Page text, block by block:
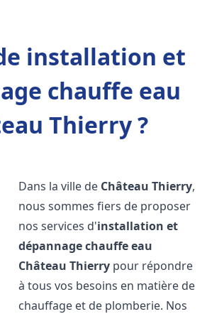
installation et
chauffe eau
Thierry ?
Dans la ville de Château Thierry,
nous sommes fiers de proposer
nos services d'installation et
dépannage chauffe eau
Château Thierry pour répondre
à tous vos besoins en matière de
chauffage et de plomberie. Nos